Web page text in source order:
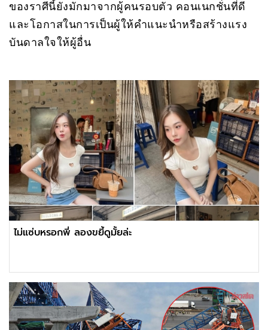
ของราศีนี้ยังมักมาจากผู้คนรอบตัว คอนเนกชั่นที่ดี
และโอกาสในการเป็นผู้ให้คำแนะนำหรือสร้างแรง
บันดาลใจให้ผู้อื่น
ไม่แซ่บหรอกพี่ ลองขยี้ดูมั้ยล่ะ